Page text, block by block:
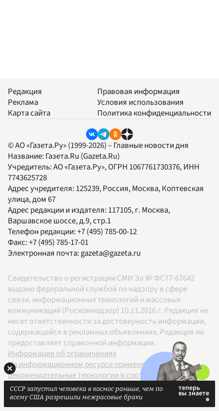
Редакция
Реклама
Карта сайта
Правовая информация
Условия использования
Политика конфиденциальности
© АО «Газета.Ру» (1999-2026) – Главные новости дня
Название: Газета.Ru (Gazeta.Ru)
Учредитель:АО «Газета.Ру», ОГРН 1067761730376, ИНН
7743625728
Адрес учредителя: 125239, Россия, Москва, Коптевская
улица, дом 67
Адрес редакции и издателя: 117105, г. Москва,
Варшавское шоссе, д.9, стр.1
Телефон редакции:+7 (495) 785-00-12
Факс:+7 (495) 785-17-01
Электронная почта:gazeta@gazeta.ru
Свидетельство о регистрации СМИ Эл № ФС77-67642
выдано федеральной службой по надзору в сфере
связи, информационных технологий и массовых
коммуникаций (Роскомнадзор) 10.11.2016 г. Редакция не
несет ответственности за достоверность информации,
содержащейся в рекламных объявлениях. Редакция не
предоставляет справочной информации.
Информация об ограничениях
На информационном ресурсе применяются
рекомендательные технологии в соответствии с
Правилами
18+
СССР запустил человека в космос раньше, чем по
всему США разрешили межрасовые браки